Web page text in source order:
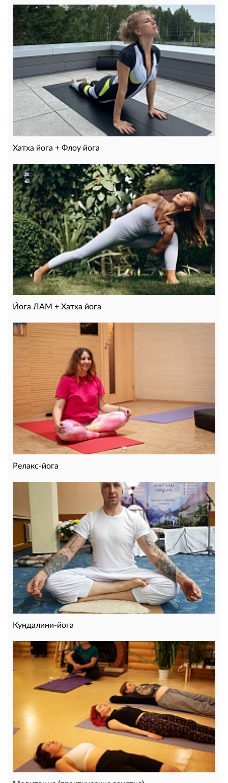
Хатха йога + Флоу йога
Йога ЛАМ + Хатха йога
Релакс-йога
Кундалини-йога